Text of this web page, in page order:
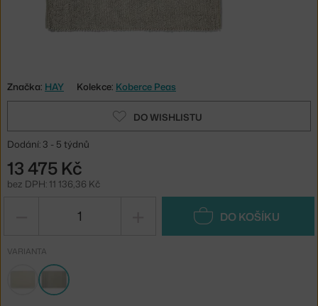
Značka: HAY Kolekce: Koberce Peas
DO WISHLISTU
Dodání: 3 - 5 týdnů
13 475 Kč
bez DPH: 11 136,36 Kč
DO KOŠÍKU
VARIANTA